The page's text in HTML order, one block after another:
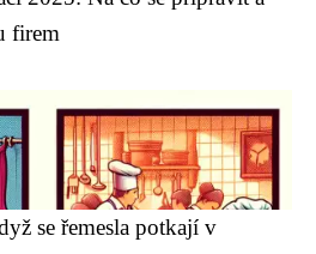
firem
se řemesla potkají v